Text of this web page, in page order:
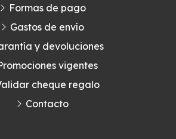
Formas de pago
Gastos de envío
y devoluciones
vigentes
cheque regalo
Contacto